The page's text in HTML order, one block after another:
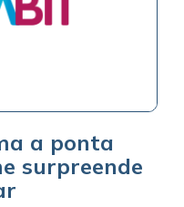
a ponta
surpreende